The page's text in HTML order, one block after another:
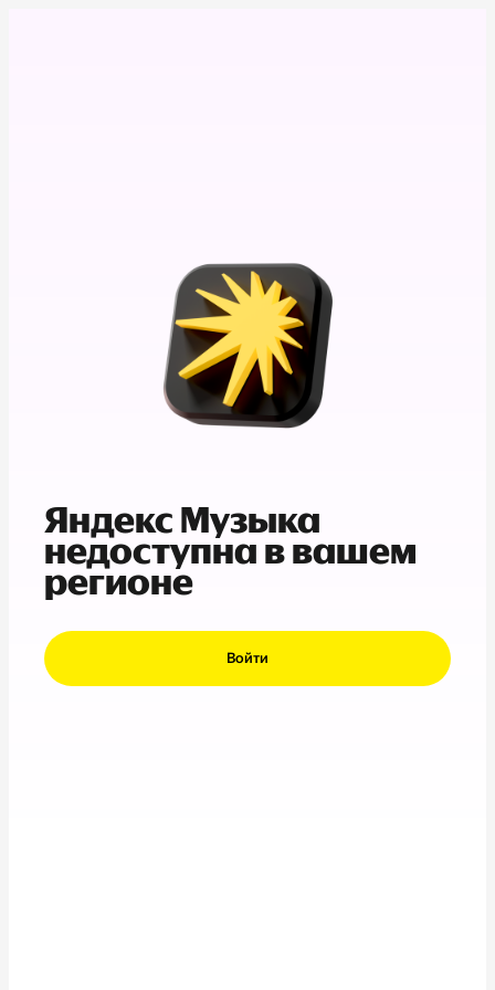
Яндекс Музыка
недоступна в вашем
регионе
Войти